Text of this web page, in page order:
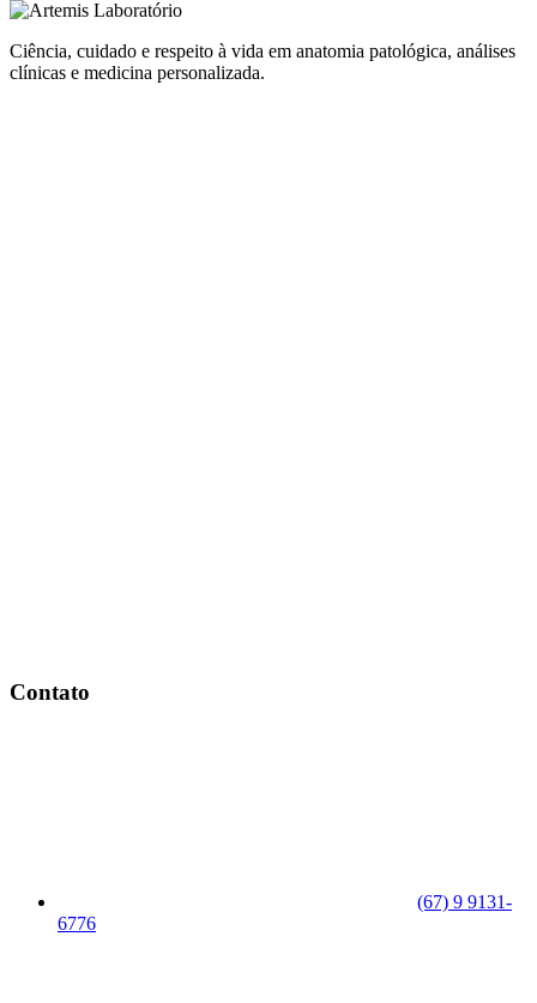
Ciência, cuidado e respeito à vida em anatomia patológica, análises
clínicas e medicina personalizada.
Contato
(67) 9 9131-
6776